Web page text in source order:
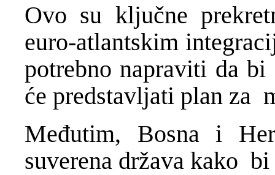
Ovo su ključne
euro-atlantskim
potrebno napraviti da
će predstavljati plan za
Međutim, Bosna i
suverena država kako